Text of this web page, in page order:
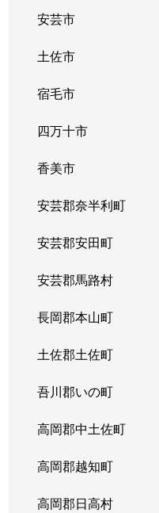
安芸市
土佐市
宿毛市
四万十市
香美市
安芸郡奈半利町
安芸郡安田町
安芸郡馬路村
長岡郡本山町
土佐郡土佐町
吾川郡いの町
高岡郡中土佐町
高岡郡越知町
高岡郡日高村